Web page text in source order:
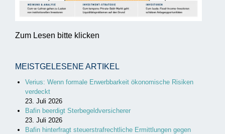
Zum Lesen bitte klicken
MEISTGELESENE ARTIKEL
Verius: Wenn formale Erwerbbarkeit ökonomische Risiken
verdeckt
23. Juli 2026
Bafin beerdigt Sterbegeldversicherer
23. Juli 2026
Bafin hinterfragt steuerstrafrechtliche Ermittlungen gegen